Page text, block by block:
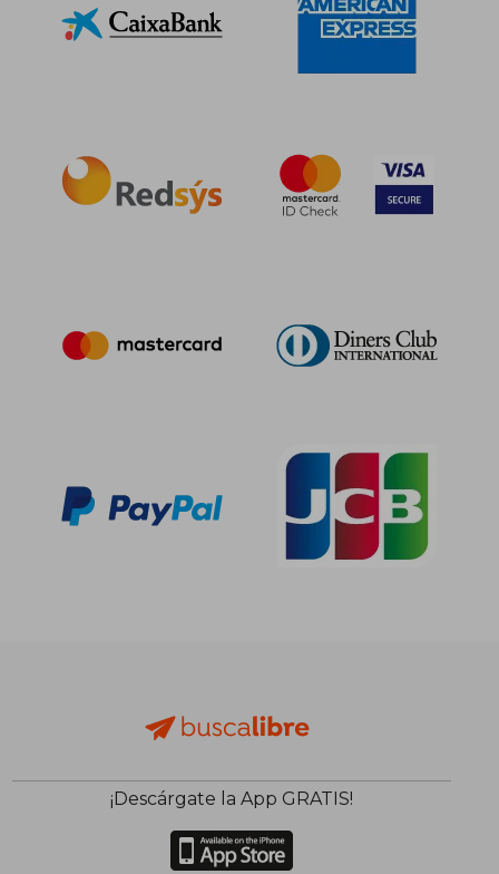
¡Descárgate la App GRATIS!